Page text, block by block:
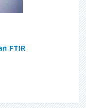
FTIR